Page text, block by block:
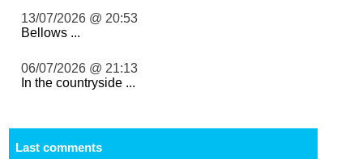
13/07/2026 @ 20:53
Bellows ...
06/07/2026 @ 21:13
In the countryside ...
Last comments